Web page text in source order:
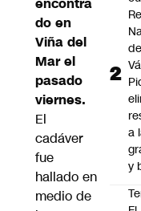
do en
Viña del
Mar el
pasado
viernes.
El
cadáver
fue
hallado en
medio de
de
a
y